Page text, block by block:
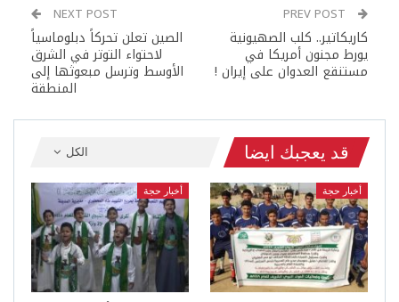
كاريكاتير.. كلب الصهيونية
يورط مجنون أمريكا في
مستنقع العدوان على إيران !
NEXT POST
الصين تعلن تحركاً دبلوماسياً
لاحتواء التوتر في الشرق
الأوسط وترسل مبعوثها إلى
المنطقة
الكل قد يعجبك ايضا
أخبار حجة أخبار حجة